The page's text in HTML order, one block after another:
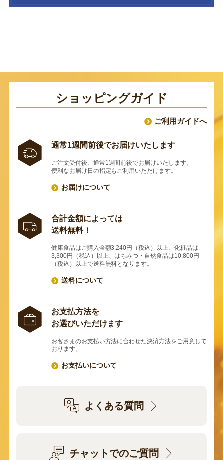
ショッピングガイド
ご利用ガイドへ
通常1週間前後でお届けいたします
ご注文受付後、通常1週間前後でお届けいたします。
便利なお届け日の指定もご利用いただけます。
お届けについて
合計金額によっては
送料無料！
健康食品はご購入金額3,240円（税込）以上、化粧品は
3,300円（税込）以上、はちみつ・自然食品は10,800円
（税込）以上で送料無料となります。
送料について
お支払方法を
お選びいただけます
お客さまのお支払い方法に合わせた決済方法をご用意して
おります。
お支払いについて
よくある質問
チャットでのご質問